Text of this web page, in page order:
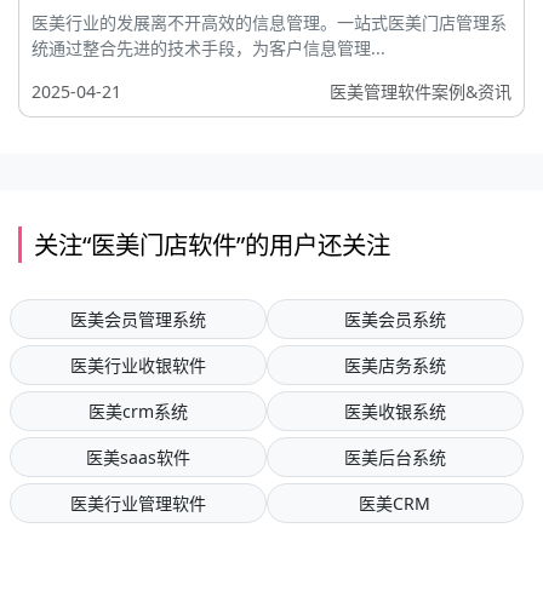
医美行业的发展离不开高效的信息管理。一站式医美门店管理系
统通过整合先进的技术手段，为客户信息管理...
2025-04-21
医美管理软件案例&资讯
关注“医美门店软件”的用户还关注
医美会员管理系统
医美会员系统
医美行业收银软件
医美店务系统
医美crm系统
医美收银系统
医美saas软件
医美后台系统
医美行业管理软件
医美CRM